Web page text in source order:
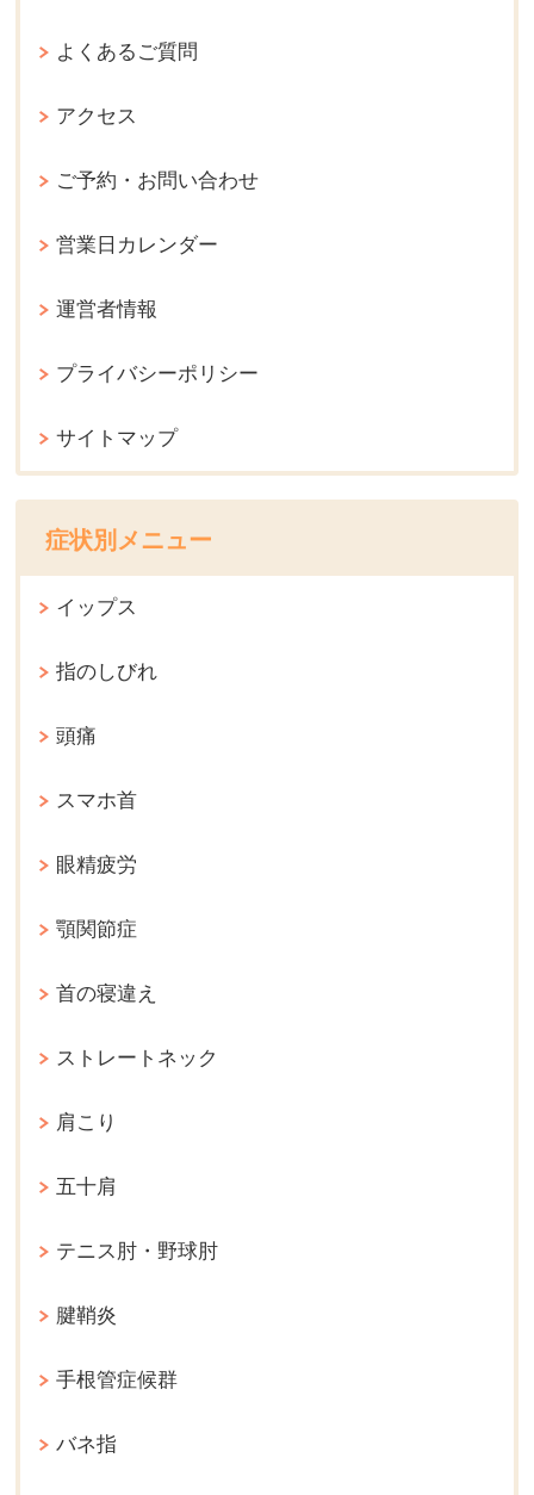
よくあるご質問
アクセス
ご予約・お問い合わせ
営業日カレンダー
運営者情報
プライバシーポリシー
サイトマップ
症状別メニュー
イップス
指のしびれ
頭痛
スマホ首
眼精疲労
顎関節症
首の寝違え
ストレートネック
肩こり
五十肩
テニス肘・野球肘
腱鞘炎
手根管症候群
バネ指